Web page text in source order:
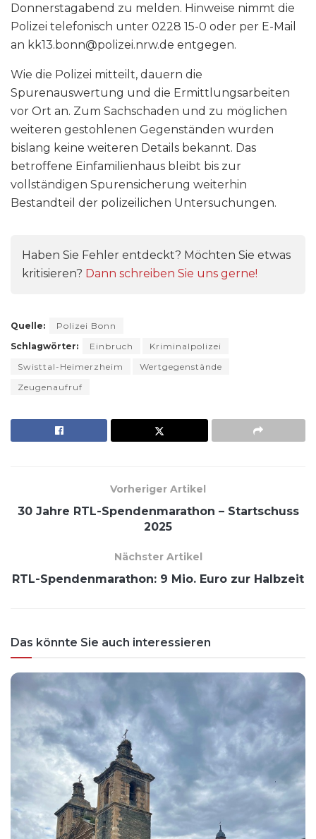
Donnerstagabend zu melden. Hinweise nimmt die
Polizei telefonisch unter 0228 15-0 oder per E-Mail
an kk13.bonn@polizei.nrw.de entgegen.
Wie die Polizei mitteilt, dauern die
Spurenauswertung und die Ermittlungsarbeiten
vor Ort an. Zum Sachschaden und zu möglichen
weiteren gestohlenen Gegenständen wurden
bislang keine weiteren Details bekannt. Das
betroffene Einfamilienhaus bleibt bis zur
vollständigen Spurensicherung weiterhin
Bestandteil der polizeilichen Untersuchungen.
Haben Sie Fehler entdeckt? Möchten Sie etwas
kritisieren? Dann schreiben Sie uns gerne!
Quelle:
Polizei Bonn
Schlagwörter:
Einbruch
Kriminalpolizei
Swisttal-Heimerzheim
Wertgegenstände
Zeugenaufruf
Vorheriger Artikel
30 Jahre RTL-Spendenmarathon – Startschuss
2025
Nächster Artikel
RTL-Spendenmarathon: 9 Mio. Euro zur Halbzeit
Das könnte Sie auch interessieren